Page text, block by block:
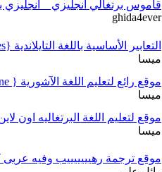
قاموس برتغالي انجليزي _ انجليزي
ghida4ever
التعابير الأساسية باللغة التايلاندية {thai basic phrases}
ميسا
موقع رائع لتعليم اللغة الآشورية { learn assyrian online}
ميسا
موقع لتعليم اللغة البرتغاليه اون
ميسا
موقع ترجمة رهيييييييب وفيه